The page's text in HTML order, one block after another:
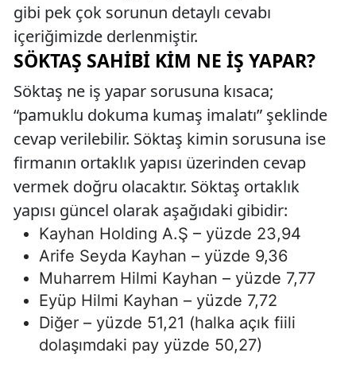
gibi pek çok sorunun detaylı cevabı
içeriğimizde derlenmiştir.
SÖKTAŞ SAHIBI KIM NE İŞ YAPAR?
Söktaş ne iş yapar sorusuna kısaca;
“pamuklu dokuma kumaş imalatı” şeklinde
cevap verilebilir. Söktaş kimin sorusuna ise
firmanın ortaklık yapısı üzerinden cevap
vermek doğru olacaktır. Söktaş ortaklık
yapısı güncel olarak aşağıdaki gibidir:
Kayhan Holding A.Ş – yüzde 23,94
Arife Seyda Kayhan – yüzde 9,36
Muharrem Hilmi Kayhan – yüzde 7,77
Eyüp Hilmi Kayhan – yüzde 7,72
Diğer – yüzde 51,21 (halka açık fiili
dolaşımdaki pay yüzde 50,27)